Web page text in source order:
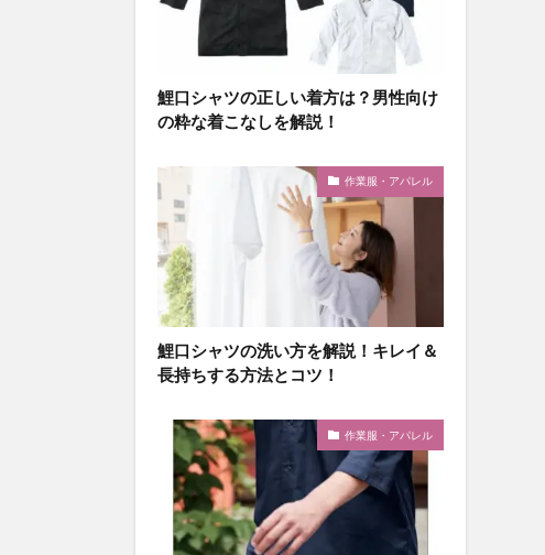
鯉口シャツの正しい着方は？男性向け
の粋な着こなしを解説！
作業服・アパレル
鯉口シャツの洗い方を解説！キレイ＆
長持ちする方法とコツ！
作業服・アパレル